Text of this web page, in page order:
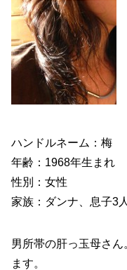
ハンドルネーム：梅
年齢：1968年生まれ
性別：女性
家族：ダンナ、息子3
男所帯の肝っ玉母さ
ます。